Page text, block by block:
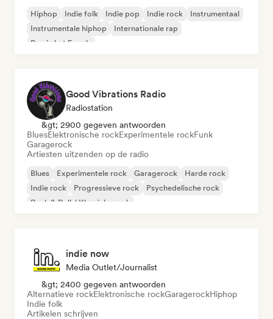
Hiphop Indie folk Indie pop Indie rock
Instrumentaal
Instrumentale hiphop
Internationale rap
Rap in het Engels
Good Vibrations Radio
Radiostation
&gt; 2900 gegeven antwoorden
BluesElektronische rockExperimentele rockFunk
Garagerock
Artiesten uitzenden op de radio
Blues Experimentele rock Garagerock
Harde rock
Indie rock
Progressieve rock
Psychedelische rock
Rock & Roll / Klassieke rock
indie now
Media Outlet/Journalist
&gt; 2400 gegeven antwoorden
Alternatieve rockElektronische rockGaragerockHiphop
Indie folk
Artikelen schrijven